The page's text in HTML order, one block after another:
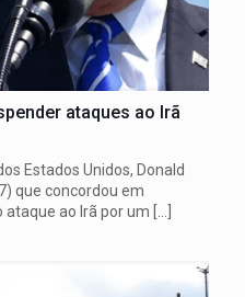
ataques ao Irã
Estados Unidos, Donald
que concordou em
ataque ao Irã por um